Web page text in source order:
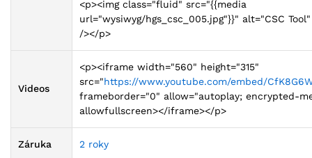
<p><img class="fluid" src="{{media
url="wysiwyg/hgs_csc_005.jpg"}}" alt="CSC
/></p>
Videos
<p><iframe width="560" height="315"
src="https://www.youtube.com/embed/
frameborder="0" allow="autoplay; encrypted-
allowfullscreen></iframe></p>
Záruka 2 roky